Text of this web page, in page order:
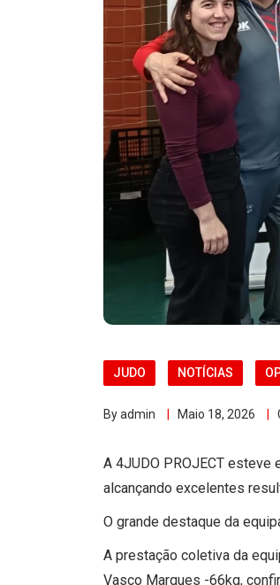
JUDO NOTÍCIAS
By admin Maio 18, 2026
A 4JUDO PROJECT esteve
alcançando excelentes
O grande destaque da
A prestação coletiva da
Vasco Marques -66kg,